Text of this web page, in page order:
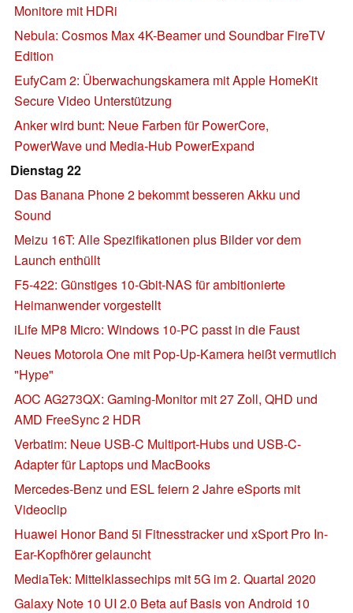
Monitore mit HDRi
Nebula: Cosmos Max 4K-Beamer und Soundbar FireTV
Edition
EufyCam 2: Überwachungskamera mit Apple HomeKit
Secure Video Unterstützung
Anker wird bunt: Neue Farben für PowerCore,
PowerWave und Media-Hub PowerExpand
Dienstag 22
Das Banana Phone 2 bekommt besseren Akku und
Sound
Meizu 16T: Alle Spezifikationen plus Bilder vor dem
Launch enthüllt
F5-422: Günstiges 10-Gbit-NAS für ambitionierte
Heimanwender vorgestellt
iLife MP8 Micro: Windows 10-PC passt in die Faust
Neues Motorola One mit Pop-Up-Kamera heißt vermutlich
"Hype"
AOC AG273QX: Gaming-Monitor mit 27 Zoll, QHD und
AMD FreeSync 2 HDR
Verbatim: Neue USB-C Multiport-Hubs und USB-C-
Adapter für Laptops und MacBooks
Mercedes-Benz und ESL feiern 2 Jahre eSports mit
Videoclip
Huawei Honor Band 5i Fitnesstracker und xSport Pro In-
Ear-Kopfhörer gelauncht
MediaTek: Mittelklassechips mit 5G im 2. Quartal 2020
Galaxy Note 10 UI 2.0 Beta auf Basis von Android 10